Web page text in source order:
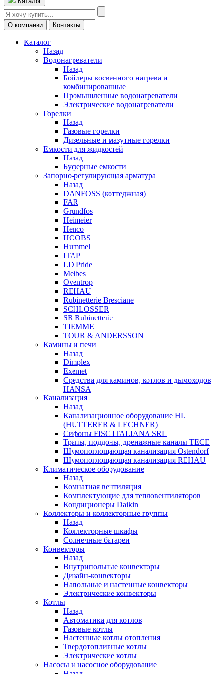
О компании Контакты
Каталог
Назад
Водонагреватели
Назад
Бойлеры косвенного нагрева и
комбинированные
Промышленные водонагреватели
Электрические водонагреватели
Горелки
Назад
Газовые горелки
Дизельные и мазутные горелки
Емкости для жидкостей
Назад
Буферные емкости
Запорно-регулирующая арматура
Назад
DANFOSS (коттеджная)
FAR
Grundfos
Heimeier
Henco
HOOBS
Hummel
ITAP
LD Pride
Meibes
Oventrop
REHAU
Rubinetterie Bresciane
SCHLOSSER
SR Rubinetterie
TIEMME
TOUR & ANDERSSON
Камины и печи
Назад
Dimplex
Exemet
Средства для каминов, котлов и дымоходов
HANSA
Канализация
Назад
Канализационное оборудование HL
(HUTTERER & LECHNER)
Сифоны FISC ITALIANA SRL
Трапы, поддоны, дренажные каналы TECE
Шумопоглощающая канализация Ostendorf
Шумопоглощающая канализация REHAU
Климатическое оборудование
Назад
Комнатная вентиляция
Комплектующие для тепловентиляторов
Кондиционеры Daikin
Коллекторы и коллекторные группы
Назад
Коллекторные шкафы
Солнечные батареи
Конвекторы
Назад
Внутрипольные конвекторы
Дизайн-конвекторы
Напольные и настенные конвекторы
Электрические конвекторы
Котлы
Назад
Автоматика для котлов
Газовые котлы
Настенные котлы отопления
Твердотопливные котлы
Электрические котлы
Насосы и насосное оборудование